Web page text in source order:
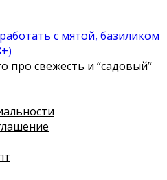
с мятой, базиликом
про свежесть и “садовый”